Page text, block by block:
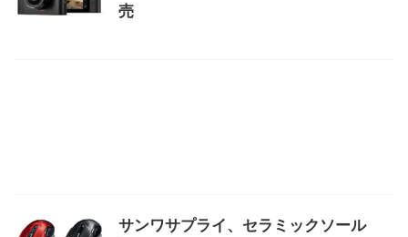
売
サンワサプライ、セラミックソール